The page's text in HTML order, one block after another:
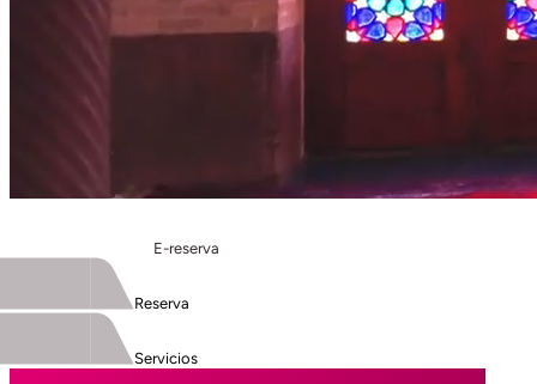
E-reserva
Reserva
Servicios